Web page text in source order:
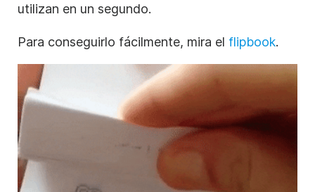
utilizan en un segundo.
Para conseguirlo fácilmente, mira el flipbook.